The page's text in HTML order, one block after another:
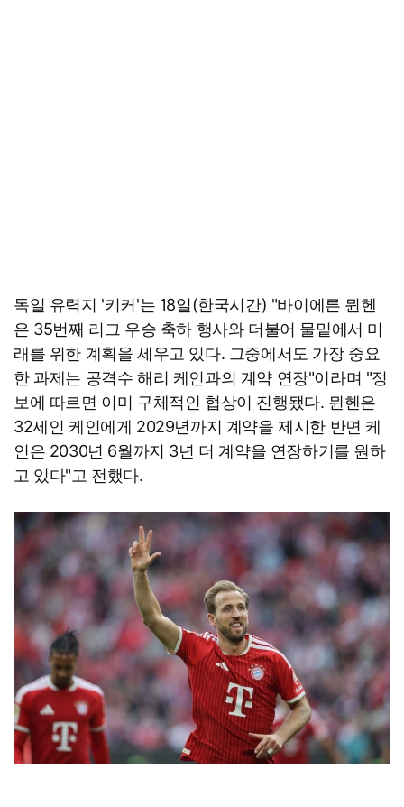
독일 유력지 '키커'는 18일(한국시간) "바이에른 뮌헨
은 35번째 리그 우승 축하 행사와 더불어 물밑에서 미
래를 위한 계획을 세우고 있다. 그중에서도 가장 중요
한 과제는 공격수 해리 케인과의 계약 연장"이라며 "정
보에 따르면 이미 구체적인 협상이 진행됐다. 뮌헨은
32세인 케인에게 2029년까지 계약을 제시한 반면 케
인은 2030년 6월까지 3년 더 계약을 연장하기를 원하
고 있다"고 전했다.